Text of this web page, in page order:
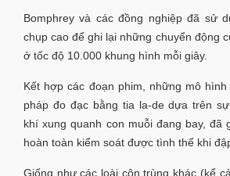
Bomphrey và các đồng nghiệp đã sử
chụp cao để ghi lại những chuyển động
ở tốc độ 10.000 khung hình mỗi giây.
Kết hợp các đoạn phim, những mô
pháp đo đạc bằng tia la-de dựa trên
khí xung quanh con muỗi đang bay, đã
hoàn toàn kiểm soát được tình thế khi
Giống như các loài côn trùng khác (kể